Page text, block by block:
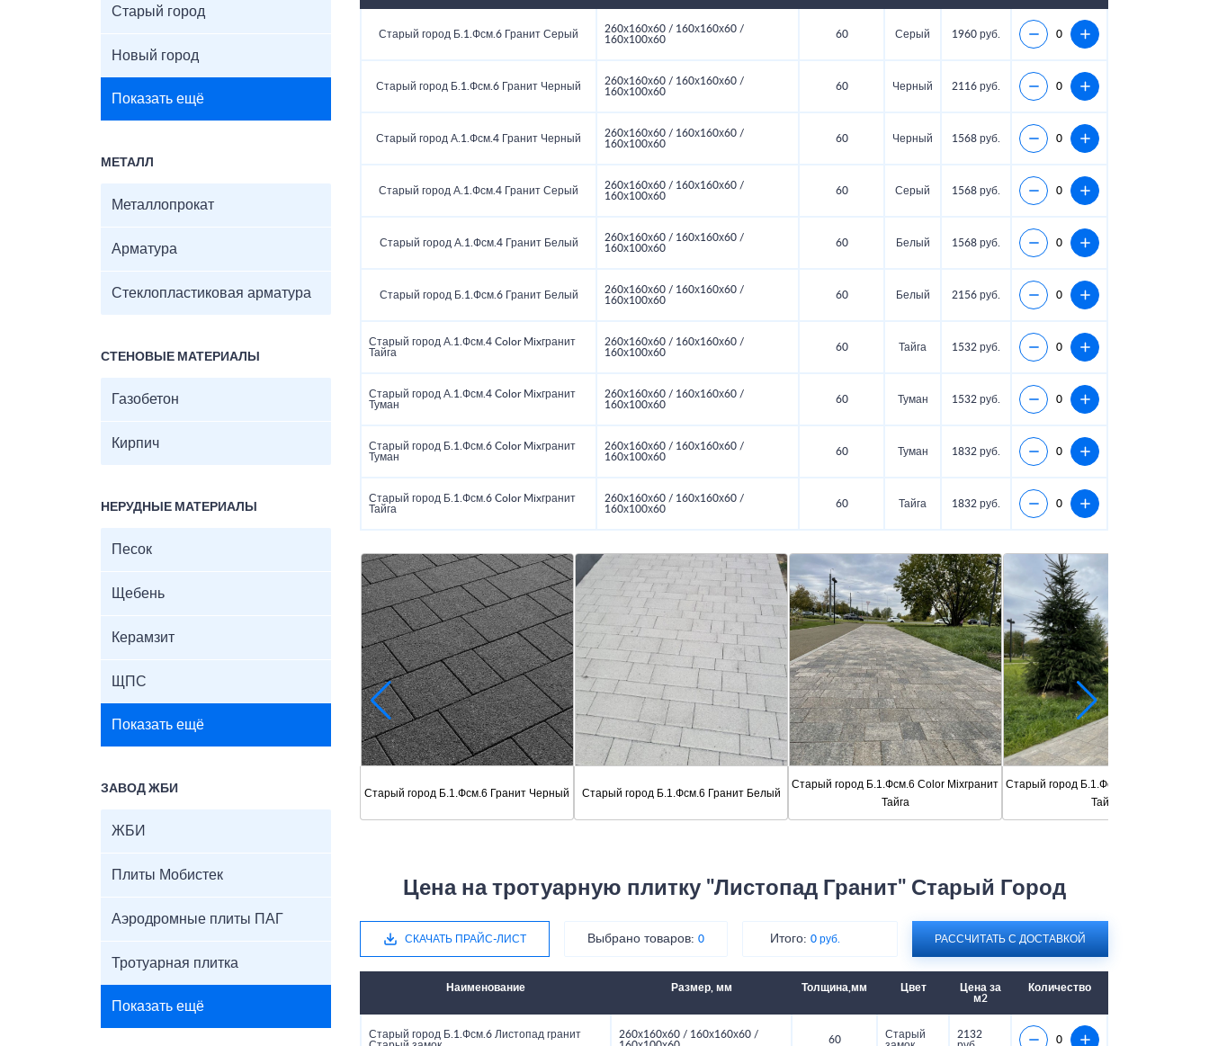
Старый город
Новый город
Показать ещё
МЕТАЛЛ
Металлопрокат
Арматура
Стеклопластиковая арматура
СТЕНОВЫЕ МАТЕРИАЛЫ
Газобетон
Кирпич
НЕРУДНЫЕ МАТЕРИАЛЫ
Песок
Щебень
Керамзит
ЩПС
Показать ещё
ЗАВОД ЖБИ
ЖБИ
Плиты Мобистек
Аэродромные плиты ПАГ
Тротуарная плитка
Показать ещё
Старый город Б.1.Фсм.6 Гранит Серый
260х160х60 / 160х160х60 /
160х100х60
60 Серый 1960 руб.
Старый город Б.1.Фсм.6 Гранит Черный
260х160х60 / 160х160х60 /
160х100х60
60 Черный 2116 руб.
Старый город А.1.Фсм.4 Гранит Черный
260х160х60 / 160х160х60 /
160х100х60
60 Черный 1568 руб.
Старый город А.1.Фсм.4 Гранит Серый
260х160х60 / 160х160х60 /
160х100х60
60 Серый 1568 руб.
Старый город А.1.Фсм.4 Гранит Белый
260х160х60 / 160х160х60 /
160х100х60
60 Белый 1568 руб.
Старый город Б.1.Фсм.6 Гранит Белый
260х160х60 / 160х160х60 /
160х100х60
60 Белый 2156 руб.
Старый город А.1.Фсм.4 Color Mixгранит
Тайга
260х160х60 / 160х160х60 /
160х100х60
60 Тайга 1532 руб.
Старый город А.1.Фсм.4 Color Mixгранит
Туман
260х160х60 / 160х160х60 /
160х100х60
60 Туман 1532 руб.
Старый город Б.1.Фсм.6 Color Mixгранит
Туман
260х160х60 / 160х160х60 /
160х100х60
60 Туман 1832 руб.
Старый город Б.1.Фсм.6 Color Mixгранит
Тайга
260х160х60 / 160х160х60 /
160х100х60
60 Тайга 1832 руб.
Старый город Б.1.Фсм.6 Гранит Черный Старый город Б.1.Фсм.6 Гранит Белый
Старый город Б.1.Фсм.6 Color Mixгранит
Тайга
Старый город Б.1.Фсм.6 Color
Тайга 2
Цена на тротуарную плитку "Листопад Гранит" Старый Город
СКАЧАТЬ ПРАЙС-ЛИСТ Выбрано товаров: 0 Итого:0 руб. РАССЧИТАТЬ С ДОСТАВКОЙ
Наименование Размер, мм Толщина,мм Цвет
Цена за
м2
Количество
Старый город Б.1.Фсм.6 Листопад гранит
260х160х60 / 160х160х60 /
60
Старый
2132